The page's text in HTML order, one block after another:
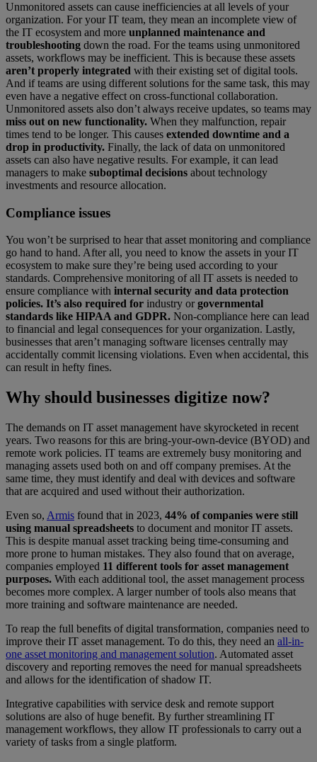
Unmonitored assets can cause inefficiencies at all levels of your
organization. For your IT team, they mean an incomplete view of
the IT ecosystem and more unplanned maintenance and
troubleshooting down the road. For the teams using unmonitored
assets, workflows may be inefficient. This is because these assets
aren’t properly integrated with their existing set of digital tools.
And if teams are using different solutions for the same task, this may
even have a negative effect on cross-functional collaboration.
Unmonitored assets also don’t always receive updates, so teams may
miss out on new functionality. When they malfunction, repair
times tend to be longer. This causes extended downtime and a
drop in productivity. Finally, the lack of data on unmonitored
assets can also have negative results. For example, it can lead
managers to make suboptimal decisions about technology
investments and resource allocation.
Compliance issues
You won’t be surprised to hear that asset monitoring and compliance
go hand to hand. After all, you need to know the assets in your IT
ecosystem to make sure they’re being used according to your
standards. Comprehensive monitoring of all IT assets is needed to
ensure compliance with internal security and data protection
policies. It’s also required for industry orgovernmental
standards like HIPAA and GDPR. Non-compliance here can lead
to financial and legal consequences for your organization. Lastly,
businesses that aren’t managing software licenses centrally may
accidentally commit licensing violations. Even when accidental, this
can result in hefty fines.
Why should businesses digitize now?
The demands on IT asset management have skyrocketed in recent
years. Two reasons for this are bring-your-own-device (BYOD) and
remote work policies. IT teams are extremely busy monitoring and
managing assets used both on and off company premises. At the
same time, they must identify and deal with devices and software
that are acquired and used without their authorization.
Even so, Armis found that in 2023, 44% of companies were still
using manual spreadsheets to document and monitor IT assets.
This is despite manual asset tracking being time-consuming and
more prone to human mistakes. They also found that on average,
companies employed 11 different tools for asset management
purposes. With each additional tool, the asset management process
becomes more complex. A larger number of tools also means that
more training and software maintenance are needed.
To reap the full benefits of digital transformation, companies need to
improve their IT asset management. To do this, they need an all-in-
one asset monitoring and management solution. Automated asset
discovery and reporting removes the need for manual spreadsheets
and allows for the identification of shadow IT.
Integrative capabilities with service desk and remote support
solutions are also of huge benefit. By further streamlining IT
management workflows, they allow IT professionals to carry out a
variety of tasks from a single platform.